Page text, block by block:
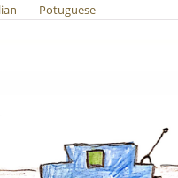
Potuguese